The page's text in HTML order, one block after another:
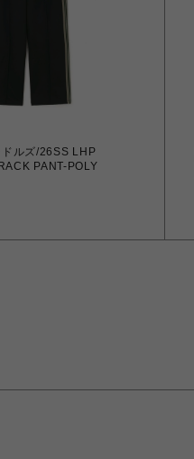
ルズ/26SS LHP
PANT-POLY